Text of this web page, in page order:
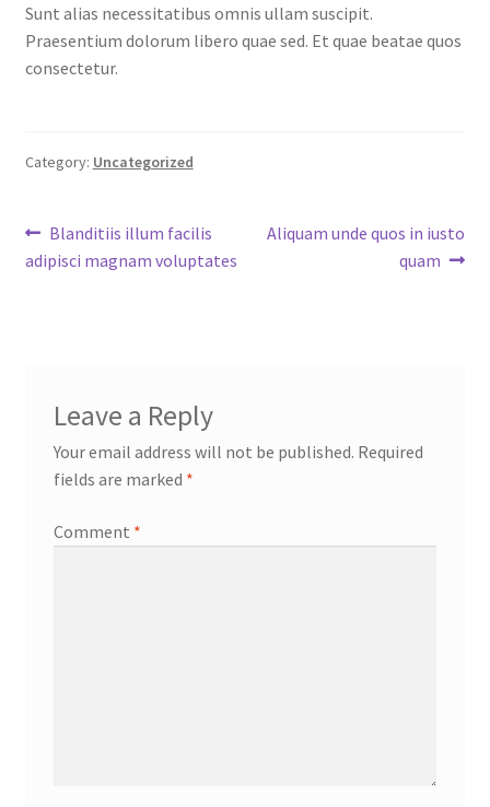
Sunt alias necessitatibus omnis ullam suscipit.
Praesentium dolorum libero quae sed. Et quae beatae quos
consectetur.
Category: Uncategorized
Post
navigation
Previous
post:
Blanditiis illum facilis
adipisci magnam voluptates
Next
Aliquam unde quos in iusto
quam
Leave a Reply
Your email address will not be published. Required
fields are marked *
Comment *